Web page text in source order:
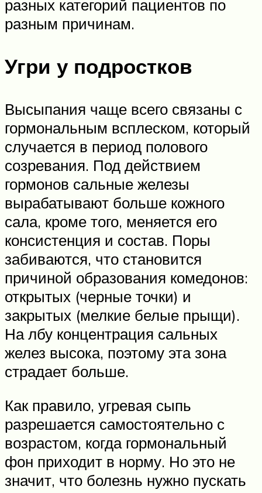
разных категорий пациентов по
разным причинам.
Угри у подростков
Высыпания чаще всего связаны с
гормональным всплеском, который
случается в период полового
созревания. Под действием
гормонов сальные железы
вырабатывают больше кожного
сала, кроме того, меняется его
консистенция и состав. Поры
забиваются, что становится
причиной образования комедонов:
открытых (черные точки) и
закрытых (мелкие белые прыщи).
На лбу концентрация сальных
желез высока, поэтому эта зона
страдает больше.
Как правило, угревая сыпь
разрешается самостоятельно с
возрастом, когда гормональный
фон приходит в норму. Но это не
значит, что болезнь нужно пускать